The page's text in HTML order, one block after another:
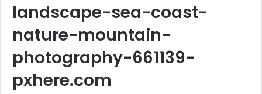
landscape-sea-coast-
nature-mountain-
photography-661139-
pxhere.com